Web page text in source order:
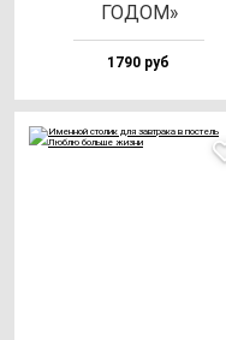
ГОДОМ»
1790 руб